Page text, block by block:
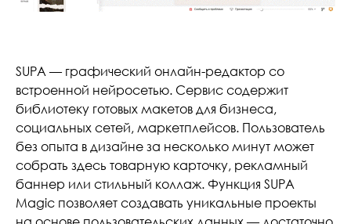
SUPA — графический онлайн-редактор со
встроенной нейросетью. Сервис содержит
библиотеку готовых макетов для бизнеса,
социальных сетей, маркетплейсов. Пользователь
без опыта в дизайне за несколько минут может
собрать здесь товарную карточку, рекламный
баннер или стильный коллаж. Функция SUPA
Magic позволяет создавать уникальные проекты